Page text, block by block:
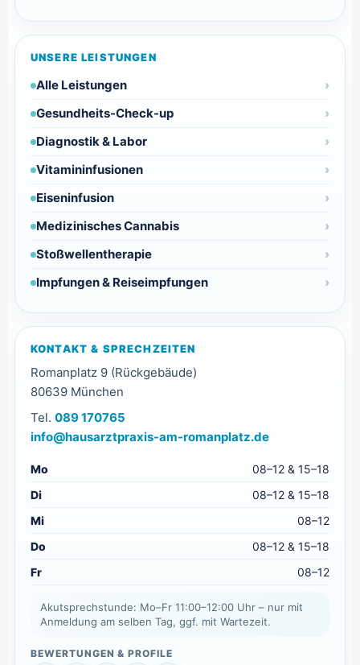
UNSERE LEISTUNGEN
Alle Leistungen
Gesundheits-Check-up
Diagnostik & Labor
Vitamininfusionen
Eiseninfusion
Medizinisches Cannabis
Stoßwellentherapie
Impfungen & Reiseimpfungen
KONTAKT & SPRECHZEITEN
Romanplatz 9 (Rückgebäude)
80639 München
Tel. 089 170765
info@hausarztpraxis-am-romanplatz.de
Mo
08–12 & 15–18
Di
08–12 & 15–18
Mi
08–12
Do
08–12 & 15–18
Fr
08–12
Akutsprechstunde: Mo–Fr 11:00–12:00 Uhr – nur mit
Anmeldung am selben Tag, ggf. mit Wartezeit.